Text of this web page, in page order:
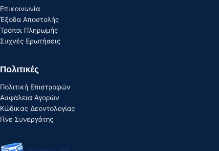
Επικοινωνία
Έξοδα Αποστολής
Τρόποι Πληρωμής
Συχνές Ερωτήσεις
Πολιτικές
Πολιτική Επιστροφών
Ασφάλεια Αγορών
Κώδικας Δεοντολογίας
Γίνε Συνεργάτης